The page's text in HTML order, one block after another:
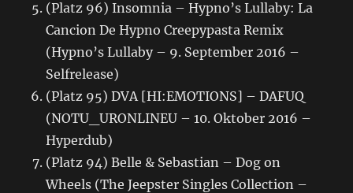
(Platz 96) Insomnia – Hypno’s Lullaby: La
Cancion De Hypno Creepypasta Remix
(Hypno’s Lullaby – 9. September 2016 –
Selfrelease)
(Platz 95) DVA [HI:EMOTIONS] – DAFUQ
(NOTU_URONLINEU – 10. Oktober 2016 –
Hyperdub)
(Platz 94) Belle & Sebastian – Dog on
Wheels (The Jeepster Singles Collection –